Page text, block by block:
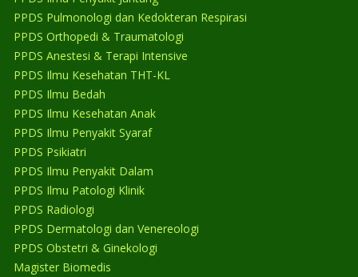
PPDS Pulmonologi dan Kedokteran Respirasi
PPDS Orthopedi & Traumatologi
PPDS Anestesi & Terapi Intensive
PPDS Ilmu Kesehatan THT-KL
PPDS Ilmu Bedah
PPDS Ilmu Kesehatan Anak
PPDS Ilmu Penyakit Syaraf
PPDS Psikiatri
PPDS Ilmu Penyakit Dalam
PPDS Ilmu Patologi Klinik
PPDS Radiologi
PPDS Dermatologi dan Venereologi
PPDS Obstetri & Ginekologi
Magister Biomedis